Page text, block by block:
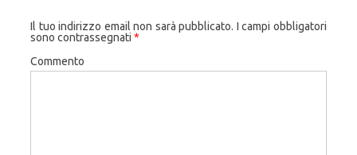
Il tuo indirizzo email non sarà pubblicato. I campi obbligatori
sono contrassegnati *
Commento